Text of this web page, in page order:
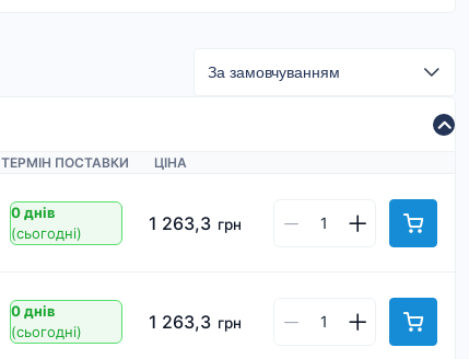
ТЕРМІН ПОСТАВКИ ЦІНА
0 днів
(сьогодні)
1 263,3 грн
0 днів
(сьогодні)
1 263,3 грн